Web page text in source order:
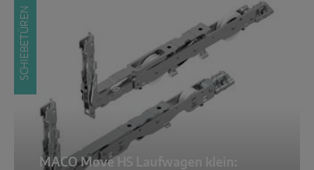
SCHIEBETÜREN
MACO Move HS Laufwagen klein: